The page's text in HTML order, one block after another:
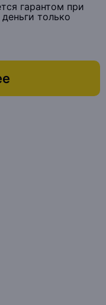
гарантом при
только